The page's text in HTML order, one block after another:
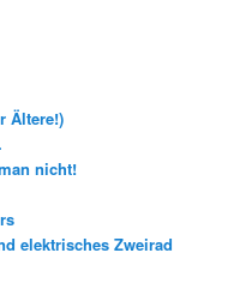
Ältere!)
nicht!
elektrisches Zweirad